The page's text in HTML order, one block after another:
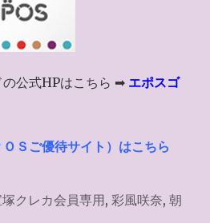
の公式HPはこちら ➡ エポスゴ
Ｓご優待サイト）はこちら
クレカ会員専用, 彩風咲奈, 朝